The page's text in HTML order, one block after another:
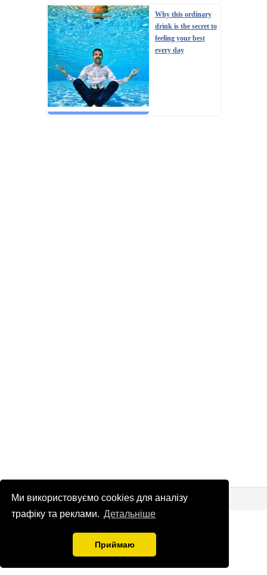
Ми використовуємо cookies для аналізу
трафіку та реклами. Детальніше
Приймаю
Why this ordinary
drink is the secret to
feeling your best
every day
© Патріоти України 2026
Правова інформація
info @patrioty.org.ua